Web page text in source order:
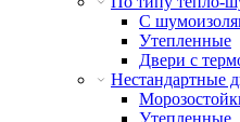
С
Утепленные
Двери с
Нестандартные
Утепленные